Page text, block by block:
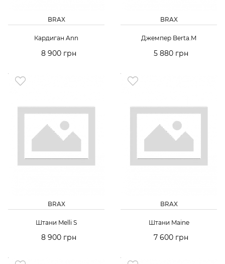
BRAX
Кардиган Ann
8 900 грн
BRAX
Джемпер Berta.M
5 880 грн
BRAX
Штани Melli S
8 900 грн
BRAX
Штани Maine
7 600 грн